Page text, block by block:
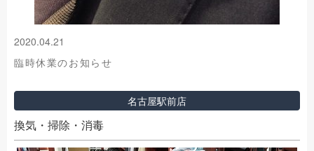
2020.04.21
臨時休業のお知らせ
名古屋駅前店
換気・掃除・消毒